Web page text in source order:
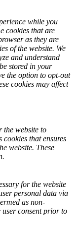
while you
cookies that are
as they are
of the website. We
and understand
stored in your
the option to opt-out
cookies may affect
the website to
that ensures
website. These
for the website
personal data via
as non-
user consent prior to